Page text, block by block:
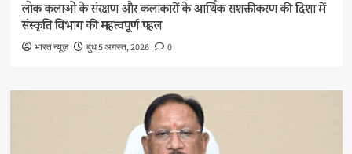
लोक कलाओं के संरक्षण और कलाकारों के आर्थिक सशक्तीकरण की दिशा में
संस्कृति विभाग की महत्वपूर्ण पहल
भारत न्यूज़ बुध 5 अगस्त, 2026 0